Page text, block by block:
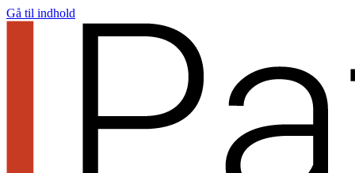
Gå til indhold